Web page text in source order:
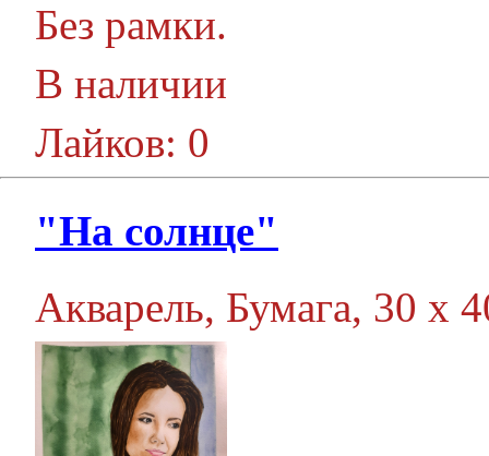
Без рамки.
В наличии
Лайков: 0
"На солнце"
Акварель, Бумага, 30 х